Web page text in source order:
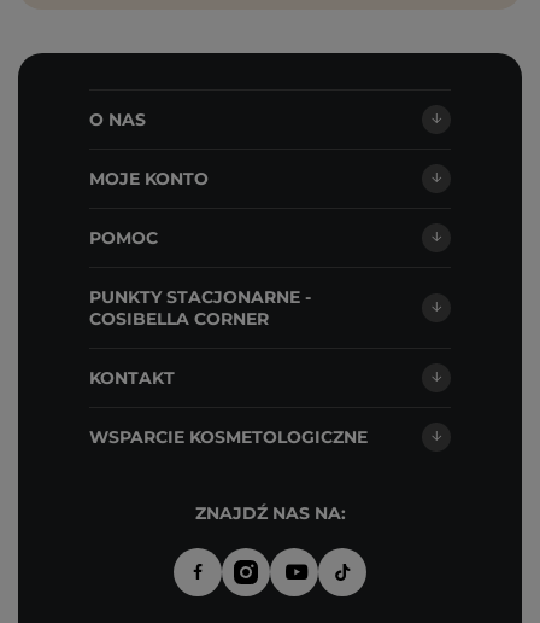
O NAS
MOJE KONTO
POMOC
PUNKTY STACJONARNE -
COSIBELLA CORNER
KONTAKT
WSPARCIE KOSMETOLOGICZNE
ZNAJDŹ NAS NA: